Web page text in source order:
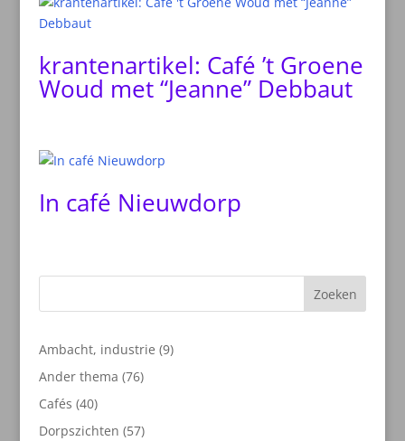
krantenartikel: Café ’t Groene
Woud met “Jeanne” Debbaut
In café Nieuwdorp
Zoeken
Ambacht, industrie 99
Ander thema 7676
Cafés 4040
producten
Dorpszichten 5757